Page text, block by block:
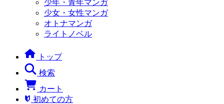
少年・青年マンガ
少女・女性マンガ
オトナマンガ
ライトノベル
トップ
検索
カート
初めての方